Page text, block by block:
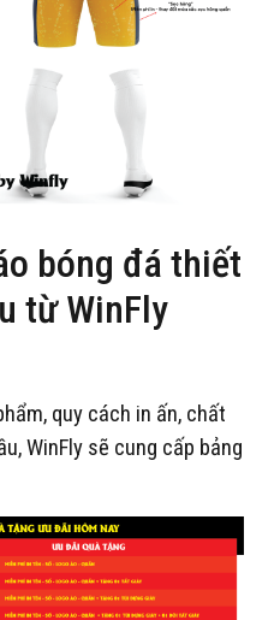
bóng đá thiết
từ WinFly
quy cách in ấn, chất
WinFly sẽ cung cấp bảng